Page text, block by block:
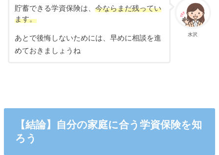
水沢
貯蓄できる学資保険は、 今ならまだ残ってい
ます。
あとで後悔しないためには、早めに相談を進
めておきましょうね
【結論】自分の家庭に合う学資保険を知
ろう